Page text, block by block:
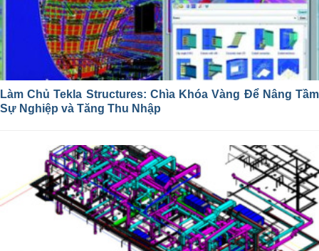
Làm Chủ Tekla Structures: Chìa Khóa Vàng Để Nâng Tầm
Sự Nghiệp và Tăng Thu Nhập